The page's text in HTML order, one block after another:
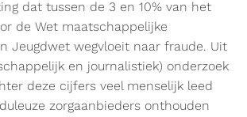
dat tussen de 3 en 10% van het
de Wet maatschappelijke
Jeugdwet wegvloeit naar fraude. Uit
en journalistiek) onderzoek
deze cijfers veel menselijk leed
zorgaanbieders onthouden